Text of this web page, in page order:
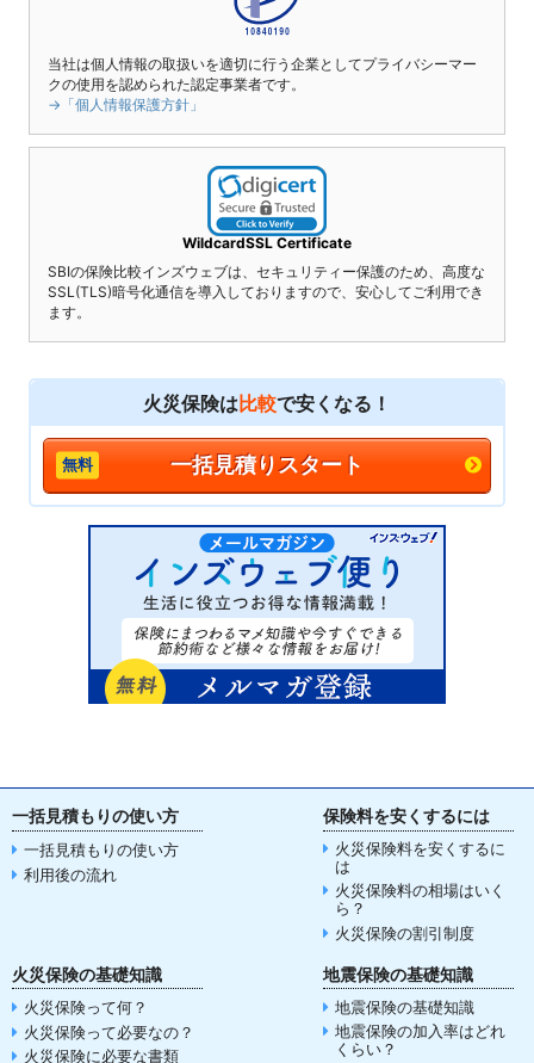
当社は個人情報の取扱いを適切に行う企業としてプライバシーマー
クの使用を認められた認定事業者です。
→「個人情報保護方針」
WildcardSSL Certificate
SBIの保険比較インズウェブは、セキュリティー保護のため、高度な
SSL(TLS)暗号化通信を導入しておりますので、安心してご利用でき
ます。
火災保険は比較で安くなる！
一括見積りスタート
一括見積もりの使い方
一括見積もりの使い方
利用後の流れ
保険料を安くするには
火災保険料を安くするに
は
火災保険料の相場はいく
ら？
火災保険の割引制度
火災保険の基礎知識
火災保険って何？
火災保険って必要なの？
火災保険に必要な書類
地震保険の基礎知識
地震保険の基礎知識
地震保険の加入率はどれ
くらい？